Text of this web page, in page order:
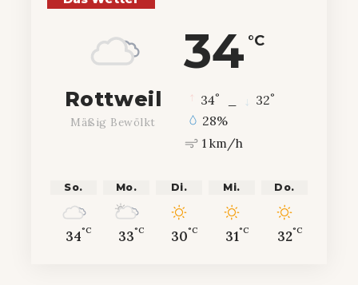
34 °C
Rottweil
Mäßig Bewölkt
34° 32°
28%
1 km/h
So.
34°C
Mo.
33°C
Di.
30°C
Mi.
31°C
Do.
32°C